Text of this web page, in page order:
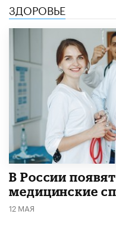
ЗДОРОВЬЕ
В России
медицинские
12 МАЯ